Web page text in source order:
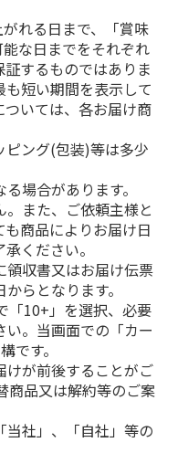
れる日まで、「賞味
な日までをそれぞれ
するものではありま
短い期間を表示して
いては、各お届け商
ング(包装)等は多少
場合があります。
また、ご依頼主様と
商品によりお届け日
ください。
収書又はお届け伝票
らとなります。
「10+」を選択、必要
。当画面での「カー
です。
が前後することがご
商品又は解約等のご案
社」、「自社」等の